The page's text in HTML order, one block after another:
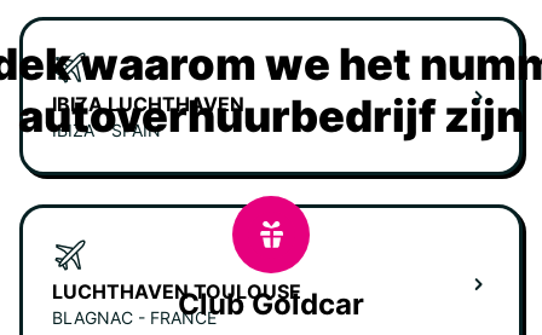
IBIZA LUCHTHAVEN
IBIZA - SPAIN
LUCHTHAVEN TOULOUSE
BLAGNAC - FRANCE
waarom we het
autoverhuurbedrijf zijn
Club Goldcar